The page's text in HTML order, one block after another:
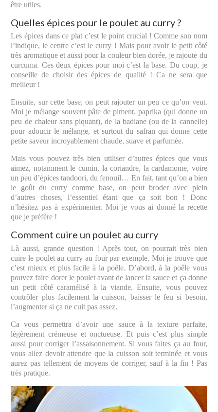
être utiles.
Quelles épices pour le poulet au curry ?
Les épices dans ce plat c’est le point crucial ! Comme son nom
l’indique, le centre c’est le curry ! Mais pour avoir le petit côté
très aromatique et aussi pour la couleur bien dorée, je rajoute du
curcuma. Ces deux épices pour moi c’est la base. Du coup, je
conseille de choisir des épices de qualité ! Ca ne sera que
meilleur !
Ensuite, sur cette base, on peut rajouter un peu ce qu’on veut.
Moi je mélange souvent pâte de piment, paprika (qui donne un
peu de chaleur sans piquant), de la badiane (ou de la cannelle)
pour adoucir le mélange, et surtout du safran qui donne cette
petite saveur incroyablement chaude, suave et parfumée.
Mais vous pouvez très bien utiliser d’autres épices que vous
aimez, notamment le cumin, la coriandre, la cardamome, voire
un peu d’épices tandoori, du fenouil… En fait, tant qu’on a bien
le goût du curry comme base, on peut broder avec plein
d’autres choses, l’essentiel étant que ça soit bon ! Donc
n’hésitez pas à expérimenter. Moi je vous ai donné la recette
que je préfère !
Comment cuire un poulet au curry
Là aussi, grande question ! Après tout, on pourrait très bien
cuire le poulet au curry au four par exemple. Moi je trouve que
c’est mieux et plus facile à la poêle. D’abord, à la poêle vous
pouvez faire dorer le poulet avant de lancer la sauce et ça donne
un petit côté caramélisé à la viande. Ensuite, vous pouvez
contrôler plus facilement la cuisson, baisser le feu si besoin,
l’augmenter si ça ne cuit pas assez.
Ca vous permettra d’avoir une sauce à la texture parfaite,
légèrement crémeuse et onctueuse. Et puis c’est plus simple
aussi pour corriger l’assaisonnement. Si vous faites ça au four,
vous allez devoir attendre que la cuisson soit terminée et vous
aurez pas tellement de moyens de corriger, sauf à la fin ! Pas
très pratique.